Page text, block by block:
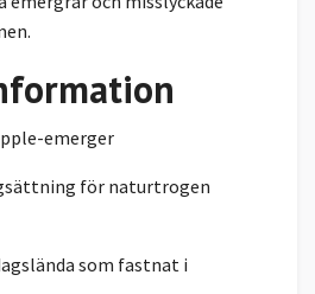
emerger
för naturtrogen
som fastnat i